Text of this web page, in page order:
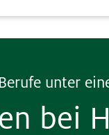
unter
bei